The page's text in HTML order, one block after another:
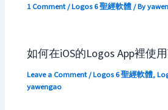
1 Comment/Logos 6 聖經軟體/ By
如何在iOS的Logos App裡使
Leave a Comment/Logos 6 聖經軟體,
yawengao